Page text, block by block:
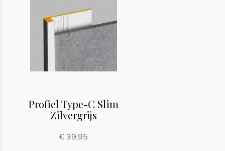
Profiel Type-C Slim
Zilvergrijs
€ 39,95